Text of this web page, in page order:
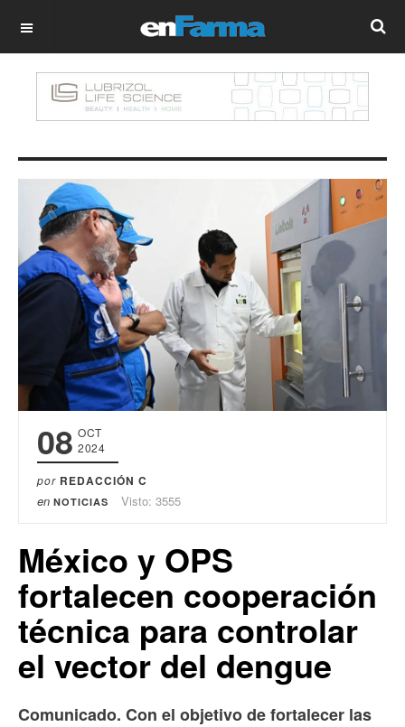
OFF CANVAS
08 OCT
2024
por REDACCIÓN C
en NOTICIAS Visto: 3555
México y OPS
fortalecen cooperación
técnica para controlar
el vector del dengue
Comunicado. Con el objetivo de fortalecer las